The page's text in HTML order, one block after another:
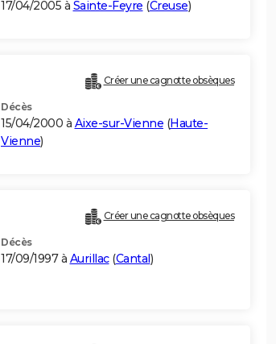
17/04/2005 à Sainte-Feyre (Creuse)
Créer une cagnotte obsèques
Décès
15/04/2000 à Aixe-sur-Vienne (Haute-
Vienne)
Créer une cagnotte obsèques
Décès
17/09/1997 à Aurillac(Cantal)